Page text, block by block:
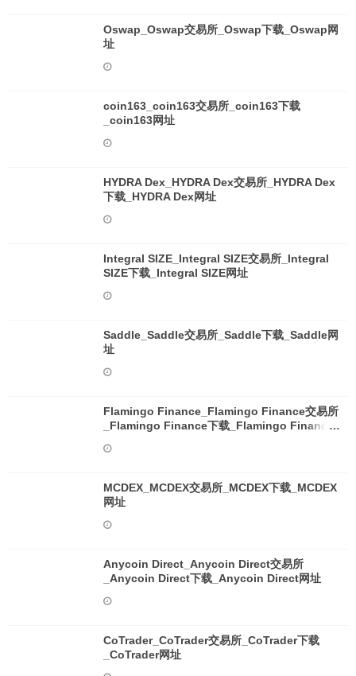
Oswap_Oswap交易所_Oswap下载_Oswap网
址
coin163_coin163交易所_coin163下载
_coin163网址
HYDRA Dex_HYDRA Dex交易所_HYDRA Dex
下载_HYDRA Dex网址
Integral SIZE_Integral SIZE交易所_Integral
SIZE下载_Integral SIZE网址
Saddle_Saddle交易所_Saddle下载_Saddle网
址
Flamingo Finance_Flamingo Finance交易所
_Flamingo Finance下载_Flamingo Finance
MCDEX_MCDEX交易所_MCDEX下载_MCDEX
网址
Anycoin Direct_Anycoin Direct交易所
_Anycoin Direct下载_Anycoin Direct网址
CoTrader_CoTrader交易所_CoTrader下载
_CoTrader网址